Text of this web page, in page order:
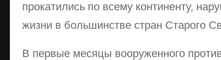
прокатились по всему континенту,
жизни в большинстве стран Старого
В первые месяцы вооруженного